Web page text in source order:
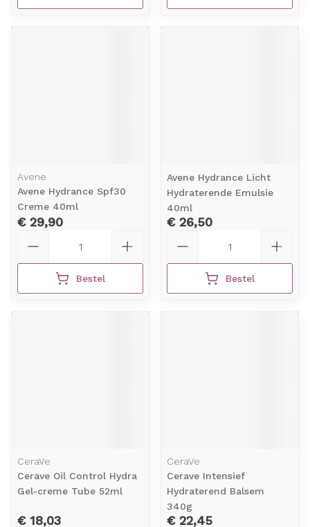
Avene
Avene Hydrance Spf30
Creme 40ml
€ 29,90
Bestel
Avene Hydrance Licht
Hydraterende Emulsie
40ml
€ 26,50
Bestel
CeraVe
Cerave Oil Control Hydra
Gel-creme Tube 52ml
€ 18,03
CeraVe
Cerave Intensief
Hydraterend Balsem
340g
€ 22,45